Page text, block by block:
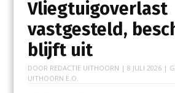
Vliegtuigoverlast
vastgesteld,
blijft uit
DOOR REDACTIE UITHOORN | 8 JULI 2026|
UITHOORN E.O.